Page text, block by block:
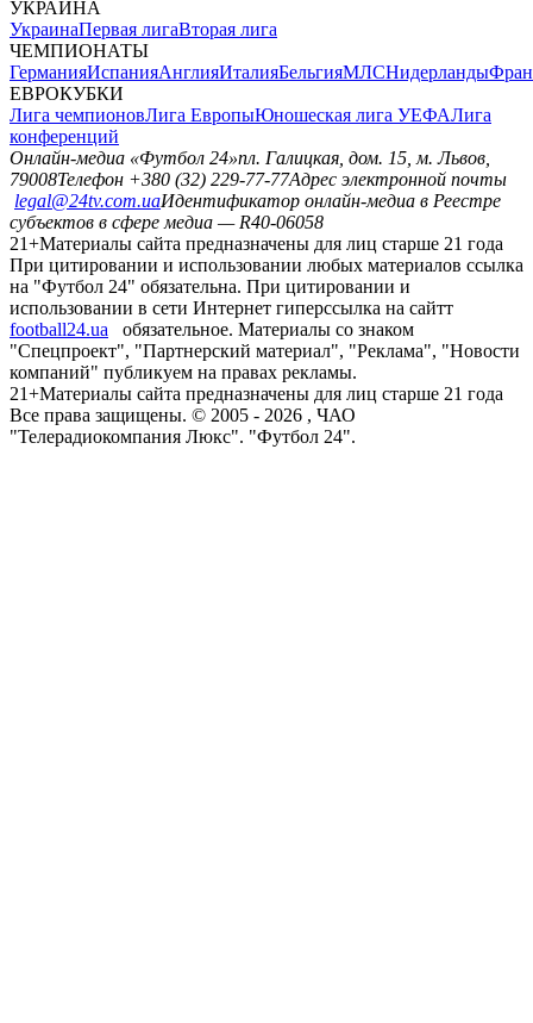
УКРАИНА
УкраинаПервая лигаВторая лига
ЧЕМПИОНАТЫ
ГерманияИспанияАнглияИталияБельгияМЛСНидерланды
ЕВРОКУБКИ
Лига чемпионовЛига ЕвропыЮношеская лига УЕФАЛига
конференций
Онлайн-медиа «Футбол 24»пл. Галицкая, дом. 15, м. Львов,
79008Телефон +380 (32) 229-77-77Адрес электронной почты
legal@24tv.com.uaИдентификатор онлайн-медиа в Реестре
субъектов в сфере медиа — R40-06058
21+Материалы сайта предназначены для лиц старше 21 года
При цитировании и использовании любых материалов ссылка
на "Футбол 24" обязательна. При цитировании и
использовании в сети Интернет гиперссылка на сайтт
football24.ua
обязательное. Материалы со знаком
"Спецпроект", "Партнерский материал", "Реклама", "Новости
компаний" публикуем на правах рекламы.
21+Материалы сайта предназначены для лиц старше 21 года
Все права защищены. © 2005 - 2026 , ЧАО
"Телерадиокомпания Люкс". "Футбол 24".